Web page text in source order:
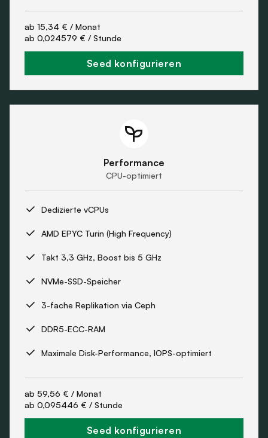
ab 15,34 € / Monat
ab 0,024579 € / Stunde
Seed konfigurieren
Performance
CPU-optimiert
Dedizierte vCPUs
AMD EPYC Turin (High Frequency)
Takt 3,3 GHz, Boost bis 5 GHz
NVMe-SSD-Speicher
3-fache Replikation via Ceph
DDR5-ECC-RAM
Maximale Disk-Performance, IOPS-optimiert
ab 59,56 € / Monat
ab 0,095446 € / Stunde
Seed konfigurieren